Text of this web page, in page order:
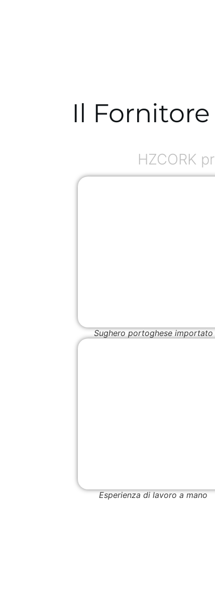
Il
HZCORK
Sughero portoghese importato
Esperienza di lavoro a mano